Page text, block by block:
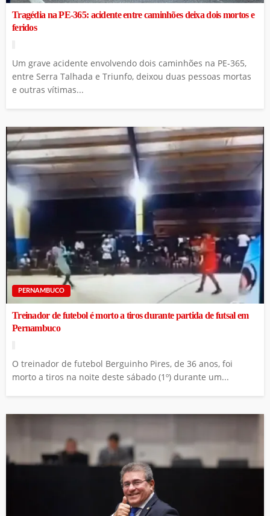
Tragédia na PE-365: acidente entre caminhões deixa dois mortos e
feridos
Um grave acidente envolvendo dois caminhões na PE-365,
entre Serra Talhada e Triunfo, deixou duas pessoas mortas
e outras vítimas...
PERNAMBUCO
Treinador de futebol é morto a tiros durante partida de futsal em
Pernambuco
O treinador de futebol Berguinho Pires, de 36 anos, foi
morto a tiros na noite deste sábado (1º) durante um...